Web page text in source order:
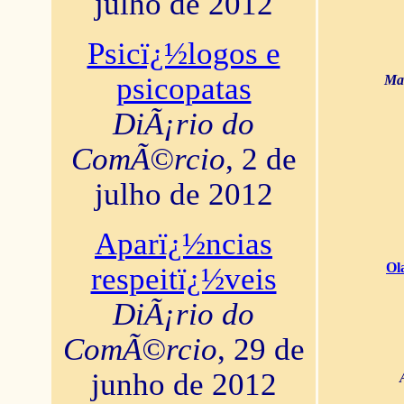
Psicï¿½logos e
psicopatas
DiÃ¡rio do
ComÃ©rcio, 2 de
julho de 2012
Aparï¿½ncias
respeitï¿½veis
DiÃ¡rio do
ComÃ©rcio, 29 de
junho de 2012